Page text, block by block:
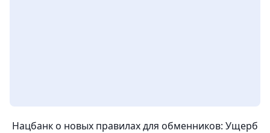
Нацбанк о новых правилах для обменников: Ущерб